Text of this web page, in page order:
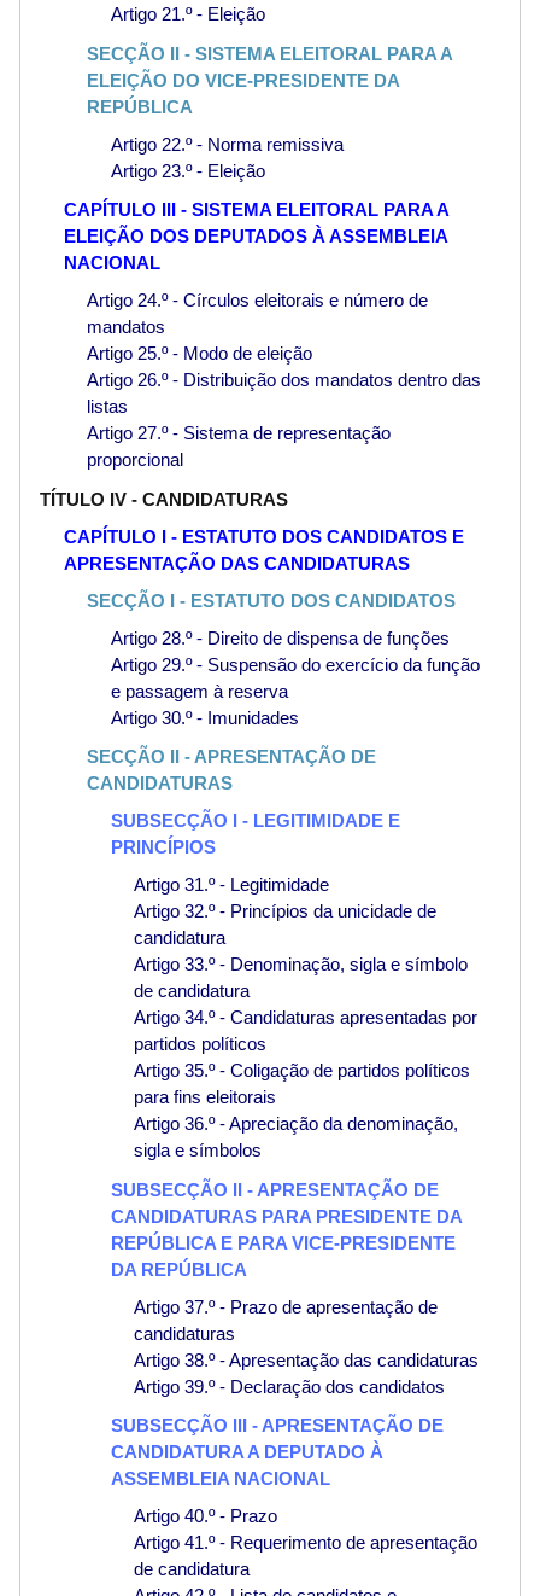
Artigo 21.º - Eleição
SECÇÃO II - SISTEMA ELEITORAL PARA A
ELEIÇÃO DO VICE-PRESIDENTE DA
REPÚBLICA
Artigo 22.º - Norma remissiva
Artigo 23.º - Eleição
CAPÍTULO III - SISTEMA ELEITORAL PARA A
ELEIÇÃO DOS DEPUTADOS À ASSEMBLEIA
NACIONAL
Artigo 24.º - Círculos eleitorais e número de
mandatos
Artigo 25.º - Modo de eleição
Artigo 26.º - Distribuição dos mandatos dentro das
listas
Artigo 27.º - Sistema de representação
proporcional
TÍTULO IV - CANDIDATURAS
CAPÍTULO I - ESTATUTO DOS CANDIDATOS E
APRESENTAÇÃO DAS CANDIDATURAS
SECÇÃO I - ESTATUTO DOS CANDIDATOS
Artigo 28.º - Direito de dispensa de funções
Artigo 29.º - Suspensão do exercício da função
e passagem à reserva
Artigo 30.º - Imunidades
SECÇÃO II - APRESENTAÇÃO DE
CANDIDATURAS
SUBSECÇÃO I - LEGITIMIDADE E
PRINCÍPIOS
Artigo 31.º - Legitimidade
Artigo 32.º - Princípios da unicidade de
candidatura
Artigo 33.º - Denominação, sigla e símbolo
de candidatura
Artigo 34.º - Candidaturas apresentadas por
partidos políticos
Artigo 35.º - Coligação de partidos políticos
para fins eleitorais
Artigo 36.º - Apreciação da denominação,
sigla e símbolos
SUBSECÇÃO II - APRESENTAÇÃO DE
CANDIDATURAS PARA PRESIDENTE DA
REPÚBLICA E PARA VICE-PRESIDENTE
DA REPÚBLICA
Artigo 37.º - Prazo de apresentação de
candidaturas
Artigo 38.º - Apresentação das candidaturas
Artigo 39.º - Declaração dos candidatos
SUBSECÇÃO III - APRESENTAÇÃO DE
CANDIDATURA A DEPUTADO À
ASSEMBLEIA NACIONAL
Artigo 40.º - Prazo
Artigo 41.º - Requerimento de apresentação
de candidatura